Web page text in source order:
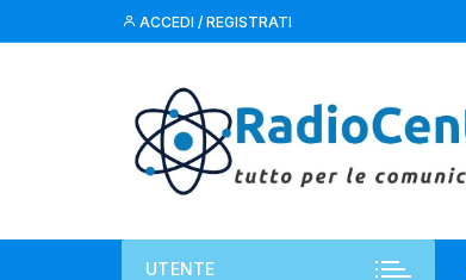
al
ACCEDI / REGISTRATI
UTENTE